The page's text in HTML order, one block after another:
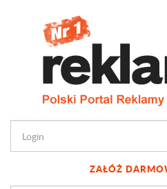
ZAŁÓŻ